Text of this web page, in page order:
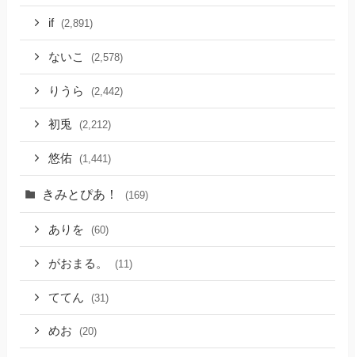
if (2,891)
ないこ (2,578)
りうら (2,442)
初兎 (2,212)
悠佑 (1,441)
きみとぴあ！ (169)
ありを (60)
がおまる。 (11)
ててん (31)
めお (20)